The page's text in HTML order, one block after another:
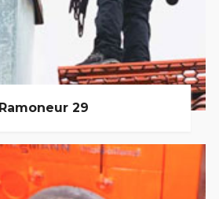
Ramoneur 29